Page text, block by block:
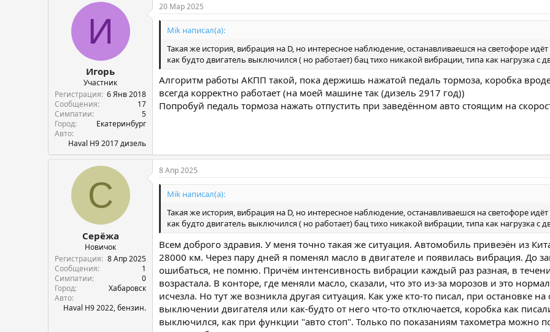
И
Игорь
Участник
Регистрация 6 Янв 2018
Сообщения
17
Симпатии
5
Город
Екатеринбург
Авто
Haval H9 2017 дизель
20 Мар 2025
Mik написал(а):
Такая же история, вибрация на D, но интересное наблюдение, останавливаешся на светофоре
как будто двигатель выключился ( но работает) бац тихо никакой вибрации, типа как нагрузка с
Алгоритм работы АКПП такой, пока держишь нажатой педаль тормоза, коробка
всегда корректно работает (на моей машине так (дизель 2917 год))
Попробуй педаль тормоза нажать отпустить при заведённом авто стоящим на
С
Серёжа
Новичок
Регистрация
8 Апр 2025
Сообщения
1
Симпатии
0
Город
Хабаровск
Авто
Haval H9 2022, бензин.
8 Апр 2025
Mik написал(а):
Такая же история, вибрация на D, но интересное наблюдение, останавливаешся на светофоре
как будто двигатель выключился ( но работает) бац тихо никакой вибрации, типа как нагрузка с
Всем доброго здравия. У меня точно такая же ситуация. Автомобиль привеэён из
28000 км. Через пару дней я поменял масло в двигателе и появилась вибрация. До
ошибаться, не помню. Причём интенсивность вибрации каждый раз разная, в
возрастала. В конторе, где меняли масло, сказали, что это из-за морозов и это
исчезла. Но тут же возникла другая ситуация. Как уже кто-то писал, при остановке
выключении двигателя или как-будто от него что-то отключается, коробка как
выключился, как при функции "авто стоп". Только по показаниям тахометра можно